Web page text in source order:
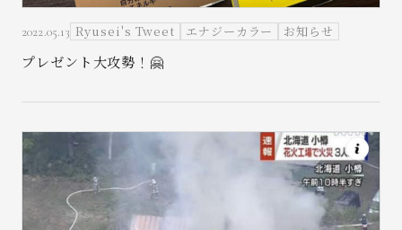
2022.05.13 Ryusei's Tweet エナジーカラー お知らせ
プレゼント大攻勢！🤗